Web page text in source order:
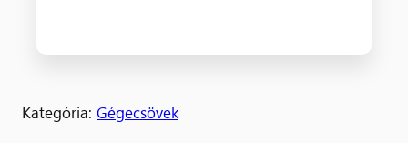
Kategória: Gégecsövek